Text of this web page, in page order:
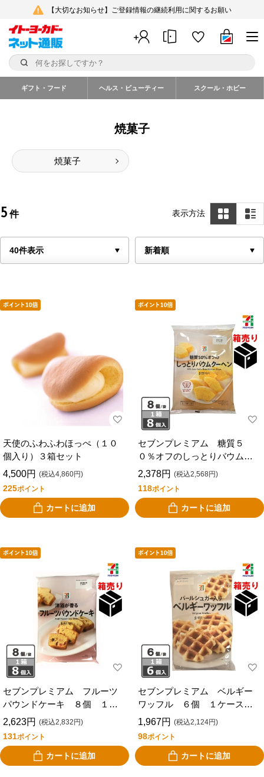
【大切なお知らせ】ご登録情報の継続利用に関するお願い
ギフト・フード ヘルス・ビューティー スクール・ホビー
焼菓子
焼菓子
5 件 表示方法
天使のふわふわほっぺ（１０
個入り）３箱セット
4,500円 (税込4,860円)
225ポイント
カートに追加
セブンプレミアム 糖質５
０％オフのしっとりバウムク
ーヘン ８個 １ケース８個
2,378円 (税込2,568円)
118ポイント
カートに追加
セブンプレミアム フルーツ
パウンドケーキ ８個 １ケ
ース８個入り
2,623円 (税込2,832円)
131ポイント
カートに追加
セブンプレミアム ベルギー
ワッフル ６個 １ケース６
個入り
1,967円 (税込2,124円)
98ポイント
カートに追加